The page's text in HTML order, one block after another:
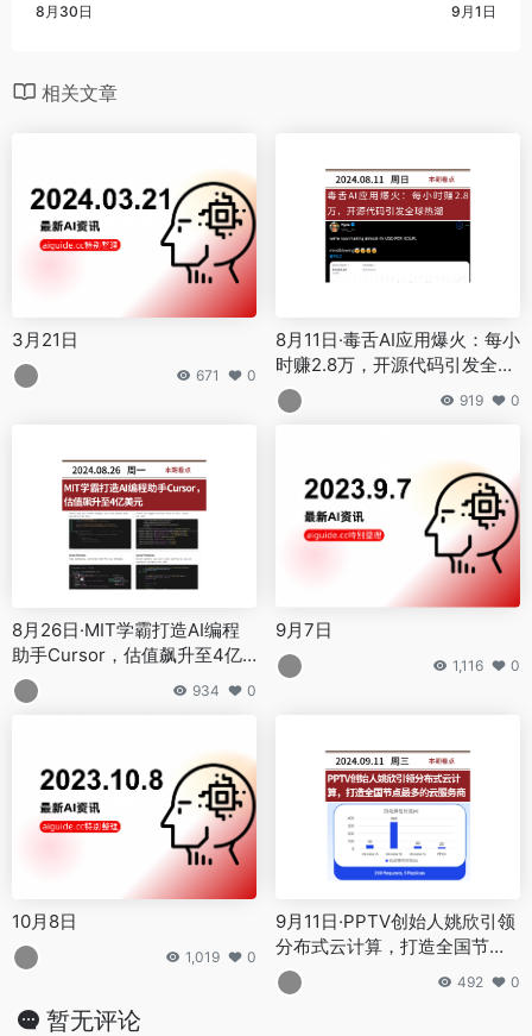
8月30日 9月1日
相关文章
3月21日
671 0
8月11日·毒舌AI应用爆火：每小
时赚2.8万，开源代码引发全球
热潮
919 0
8月26日·MIT学霸打造AI编程
助手Cursor，估值飙升至4亿
美元
934 0
9月7日
1,116 0
10月8日
1,019 0
9月11日·PPTV创始人姚欣引领
分布式云计算，打造全国节点
最多的云服务商
492 0
暂无评论